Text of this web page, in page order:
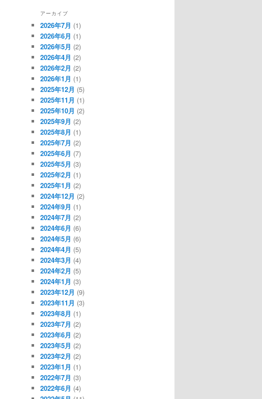
アーカイブ
2026年7月 (1)
2026年6月 (1)
2026年5月 (2)
2026年4月 (2)
2026年2月 (2)
2026年1月 (1)
2025年12月 (5)
2025年11月 (1)
2025年10月 (2)
2025年9月 (2)
2025年8月 (1)
2025年7月 (2)
2025年6月 (7)
2025年5月 (3)
2025年2月 (1)
2025年1月 (2)
2024年12月 (2)
2024年9月 (1)
2024年7月 (2)
2024年6月 (6)
2024年5月 (6)
2024年4月 (5)
2024年3月 (4)
2024年2月 (5)
2024年1月 (3)
2023年12月 (9)
2023年11月 (3)
2023年8月 (1)
2023年7月 (2)
2023年6月 (2)
2023年5月 (2)
2023年2月 (2)
2023年1月 (1)
2022年7月 (3)
2022年6月 (4)